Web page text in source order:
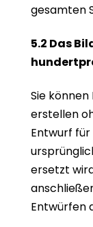
gesamten
5.2 Das
Sie
erstellen
Entwurf
ersetzt
Entwürfen